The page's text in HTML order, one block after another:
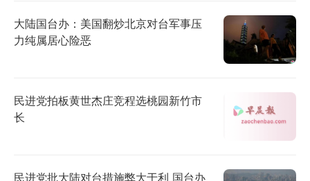
大陆国台办：美国翻炒北京对台军事压
力纯属居心险恶
民进党拍板黄世杰庄竞程选桃园新竹市
长
民进党批大陆对台措施弊大于利 国台办